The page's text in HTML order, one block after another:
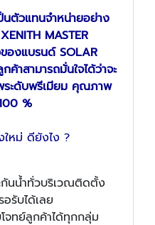
นตัวแทนจำหน่ายอย่าง
MASTER
ของแบรนด์ SOLAR
ค้าสามารถมั่นใจได้ว่าจะ
ะดับพรีเมียม คุณภาพ
%
หม่ ดียังไง ?
นน้ำทั่วบริเวณติดตั้ง
รับได้เลย
ทย์ลูกค้าได้ทุกกลุ่ม